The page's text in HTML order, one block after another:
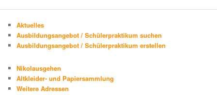
Aktuelles
Ausbildungsangebot / Schülerpraktikum suchen
Ausbildungsangebot / Schülerpraktikum erstellen
Nikolausgehen
Altkleider- und Papiersammlung
Weitere Adressen